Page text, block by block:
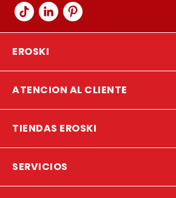
EROSKI
ATENCION AL CLIENTE
TIENDAS EROSKI
SERVICIOS